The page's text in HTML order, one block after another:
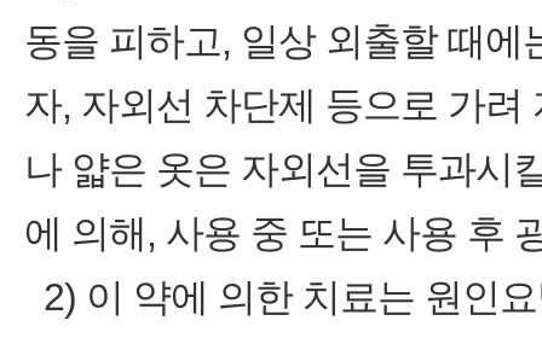
동을 피하고, 일상 외출할 때
자, 자외선 차단제 등으로 가
나 얇은 옷은 자외선을 투과시
에 의해, 사용 중 또는 사용 후
2) 이 약에 의한 치료는 원인